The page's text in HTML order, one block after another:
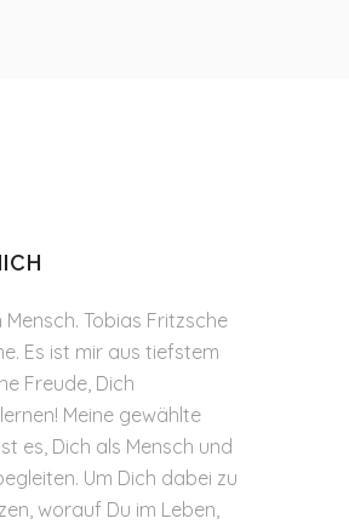
Mensch. Tobias Fritzsche
Es ist mir aus tiefstem
Freude, Dich
Meine gewählte
es, Dich als Mensch und
Um Dich dabei zu
worauf Du im Leben,